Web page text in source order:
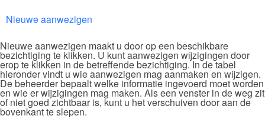
Nieuwe aanwezigen
Nieuwe aanwezigen maakt u door op een beschikbare
bezichtiging te klikken. U kunt aanwezigen wijzigingen door
erop te klikken in de betreffende bezichtiging. In de tabel
hieronder vindt u wie aanwezigen mag aanmaken en wijzigen.
De beheerder bepaalt welke informatie ingevoerd moet worden
en wie er wijzigingen mag maken. Als een venster in de weg zit
of niet goed zichtbaar is, kunt u het verschuiven door aan de
bovenkant te slepen.